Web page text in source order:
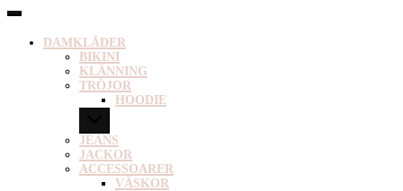
DAMKLÄDER
BIKINI
KLÄNNING
TRÖJOR
HOODIE
JEANS
JACKOR
ACCESSOARER
VÄSKOR